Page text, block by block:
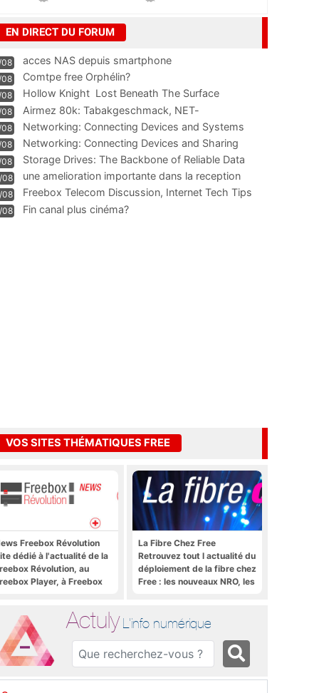
EN DIRECT DU FORUM
acces NAS depuis smartphone
Comtpe free Orphélin?
Hollow Knight  Lost Beneath The Surface
Airmez 80k: Tabakgeschmack, NET-
Technologie und Leistung im
Networking: Connecting Devices and Systems
Networking: Connecting Devices and Sharing
Information
Storage Drives: The Backbone of Reliable Data
Management
une amelioration importante dans la reception
WIFI
Freebox Telecom Discussion, Internet Tech Tips
Communi
Fin canal plus cinéma?
VOS SITES THÉMATIQUES FREE
Freebox Révolution
dédié à l'actualité de la
Révolution, au
Player, à Freebox
La Fibre Chez Free
Retrouvez tout l actualité du
déploiement de la fibre chez
Free : les nouveaux NRO, les
Actuly L'info numérique